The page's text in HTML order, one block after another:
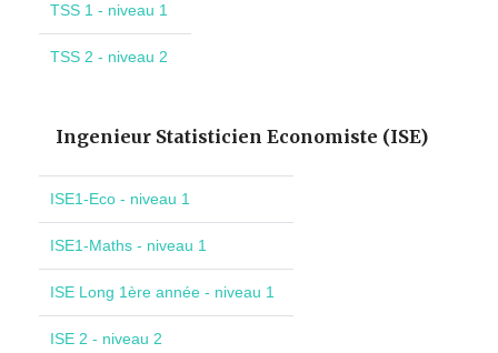
TSS 1 - niveau 1
TSS 2 - niveau 2
Ingenieur Statisticien Economiste (ISE)
ISE1-Eco - niveau 1
ISE1-Maths - niveau 1
ISE Long 1ère année - niveau 1
ISE 2 - niveau 2